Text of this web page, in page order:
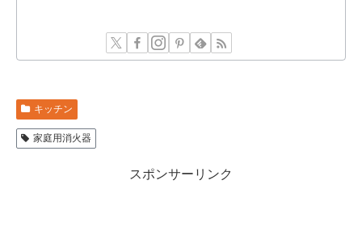
キッチン
家庭用消火器
スポンサーリンク